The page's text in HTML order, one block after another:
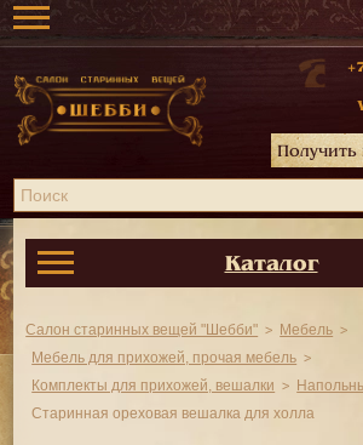
Получить
Каталог
Салон старинных вещей "Шебби"
Мебель
Мебель для прихожей, прочая мебель
Комплекты для прихожей, вешалки
Старинная ореховая вешалка для холла